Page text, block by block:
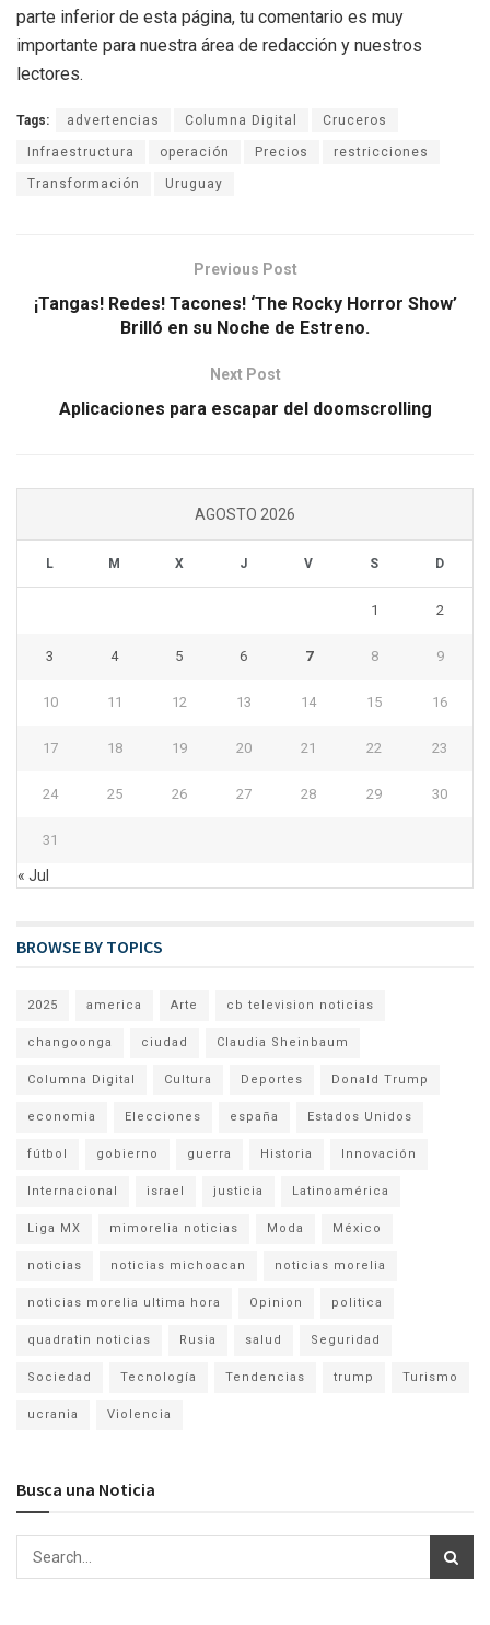
parte inferior de esta página, tu comentario es muy
importante para nuestra área de redacción y nuestros
lectores.
Tags: advertencias Columna Digital Cruceros
Infraestructura operación Precios restricciones
Transformación Uruguay
Previous Post
¡Tangas! Redes! Tacones! ‘The Rocky Horror Show’
Brilló en su Noche de Estreno.
Next Post
Aplicaciones para escapar del doomscrolling
AGOSTO 2026
L M X J V S D
1 2
3 4 5 6 7 8 9
10 11 12 13 14 15 16
17 18 19 20 21 22 23
24 25 26 27 28 29 30
31
« Jul
BROWSE BY TOPICS
2025 america Arte cb television noticias
changoonga ciudad Claudia Sheinbaum
Columna Digital Cultura Deportes Donald Trump
economia Elecciones españa Estados Unidos
fútbol gobierno guerra Historia Innovación
Internacional israel justicia Latinoamérica
Liga MX mimorelia noticias Moda México
noticias noticias michoacan noticias morelia
noticias morelia ultima hora Opinion politica
quadratin noticias Rusia salud Seguridad
Sociedad Tecnología Tendencias trump Turismo
ucrania Violencia
Busca una Noticia